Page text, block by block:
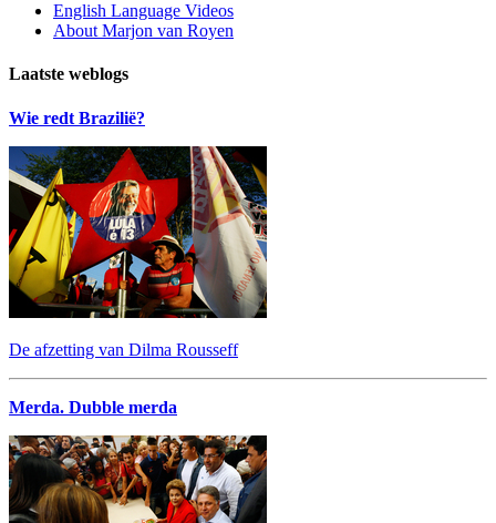
English Language Videos
About Marjon van Royen
Laatste weblogs
Wie redt Brazilië?
De afzetting van Dilma Rousseff
Merda. Dubble merda